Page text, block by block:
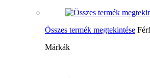
Összes termék megtekintése
Márkák